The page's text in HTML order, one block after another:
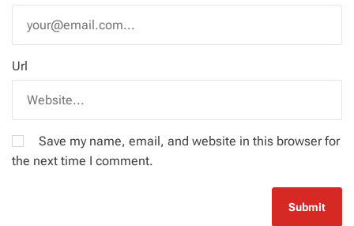
Url
Save my name, email, and website in this browser for
the next time I comment.